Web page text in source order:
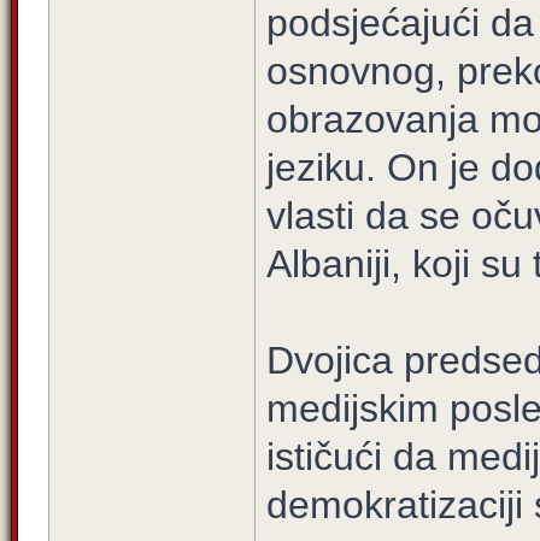
podsjećajući
osnovnog,
obrazovanja
jeziku. On je
vlasti da se
Albaniji, koji su
Dvojica
medijskim
ističući da
demokratizaciji